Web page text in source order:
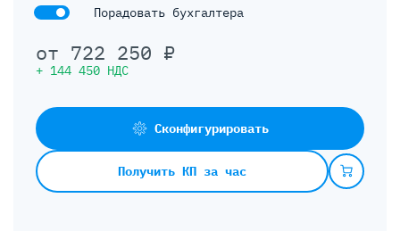
Порадовать бухгалтера
от 722 250 ₽
+ 144 450 НДС
Сконфигурировать
Получить КП за час